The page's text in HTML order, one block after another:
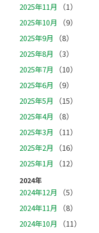
2025年11月
（1）
2025年10月
（9）
2025年9月
（8）
2025年8月
（3）
2025年7月
（10）
2025年6月
（9）
2025年5月
（15）
2025年4月
（8）
2025年3月
（11）
2025年2月
（16）
2025年1月
（12）
2024年
2024年12月
（5）
2024年11月
（8）
2024年10月
（11）